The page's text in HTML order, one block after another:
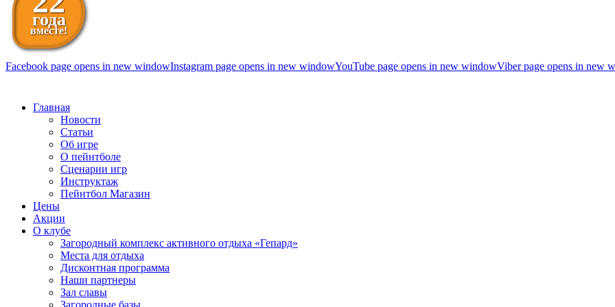
года
вместе!
Facebook page opens in new windowInstagram page opens in new windowYouTube page opens in new windowViber page opens in new
Главная
Новости
Статьи
Об игре
О пейнтболе
Сценарии игр
Инструктаж
Пейнтбол Магазин
Цены
Акции
О клубе
Загородный комплекс активного отдыха «Гепард»
Места для отдыха
Дисконтная программа
Наши партнеры
Зал славы
Загородные базы